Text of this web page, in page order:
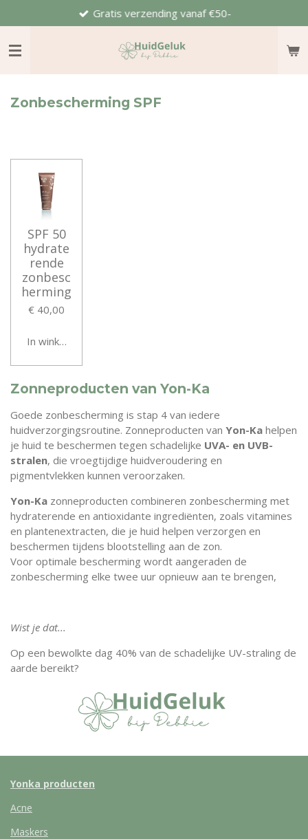
direct
naar
de
hoofdinhoud
Gratis verzending vanaf €50-
Zonbescherming SPF
SPF 50
hydrate
rende
zonbesc
herming
€ 40,00
In winkelwagen
Zonneproducten van Yon-Ka
Goede zonbescherming is stap 4 van iedere
huidverzorgingsroutine. Zonneproducten van Yon-Ka helpen
je huid te beschermen tegen schadelijke UVA- en UVB-
stralen, die vroegtijdige huidveroudering en
pigmentvlekken kunnen veroorzaken.
Yon-Ka zonneproducten combineren zonbescherming met
hydraterende en antioxidante ingrediënten, zoals vitamines
en plantenextracten, die je huid helpen verzorgen en
beschermen tijdens blootstelling aan de zon.
Voor optimale bescherming wordt aangeraden de
zonbescherming elke twee uur opnieuw aan te brengen,
Wist je dat...
Op een bewolkte dag 40% van de schadelijke UV-straling de
aarde bereikt?
Yonka producten
Acne
Maskers